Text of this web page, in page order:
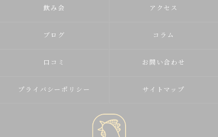
飲み会 アクセス
ブログ コラム
口コミ お問い合わせ
プライバシーポリシー サイトマップ